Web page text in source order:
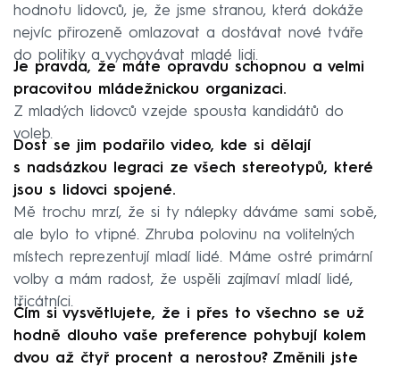
hodnotu lidovců, je, že jsme stranou, která dokáže
nejvíc přirozeně omlazovat a dostávat nové tváře
do politiky a vychovávat mladé lidi.
Je pravda, že máte opravdu schopnou a velmi
pracovitou mládežnickou organizaci.
Z mladých lidovců vzejde spousta kandidátů do
voleb.
Dost se jim podařilo video, kde si dělají
s nadsázkou legraci ze všech stereotypů, které
jsou s lidovci spojené.
Mě trochu mrzí, že si ty nálepky dáváme sami sobě,
ale bylo to vtipné. Zhruba polovinu na volitelných
místech reprezentují mladí lidé. Máme ostré primární
volby a mám radost, že uspěli zajímaví mladí lidé,
třicátníci.
Čím si vysvětlujete, že i přes to všechno se už
hodně dlouho vaše preference pohybují kolem
dvou až čtyř procent a nerostou? Změnili jste